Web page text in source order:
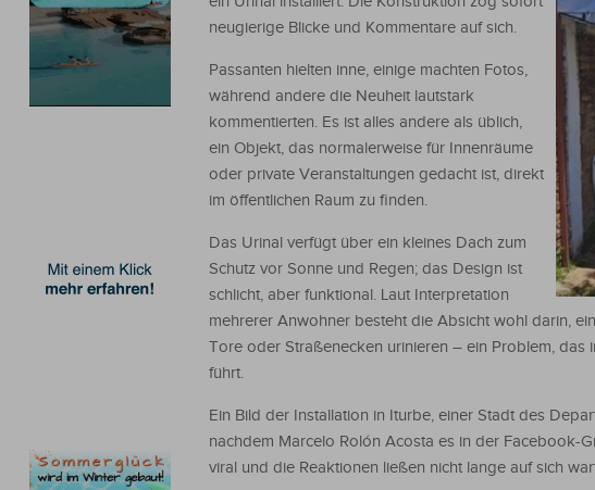
neugierige Blicke und Kommentare auf sich.
Passanten hielten inne, einige machten Fotos,
während andere die Neuheit lautstark
kommentierten. Es ist alles andere als üblich,
ein Objekt, das normalerweise für Innenräume
oder private Veranstaltungen gedacht ist, direkt
im öffentlichen Raum zu finden.
Das Urinal verfügt über ein kleines Dach zum
Schutz vor Sonne und Regen; das Design ist
schlicht, aber funktional. Laut Interpretation
mehrerer Anwohner besteht die Absicht wohl darin,
Tore oder Straßenecken urinieren – ein Problem, das
führt.
Ein Bild der Installation in Iturbe, einer Stadt des
nachdem Marcelo Rolón Acosta es in der Facebook-
viral und die Reaktionen ließen nicht lange auf sich